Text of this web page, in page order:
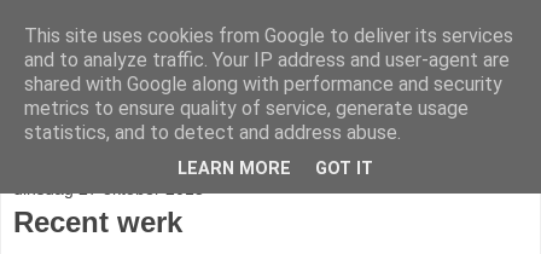
fietser.blog
web: info@fietser.be | shop: +32 468 10 10 13
Recent werk
This site uses cookies from Google to deliver its services
and to analyze traffic. Your IP address and user-agent are
shared with Google along with performance and security
metrics to ensure quality of service, generate usage
statistics, and to detect and address abuse.
LEARN MORE GOT IT